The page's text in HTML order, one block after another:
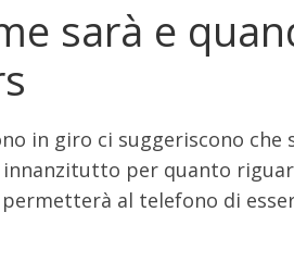
sarà e
in giro ci suggeriscono
per quanto
al telefono di